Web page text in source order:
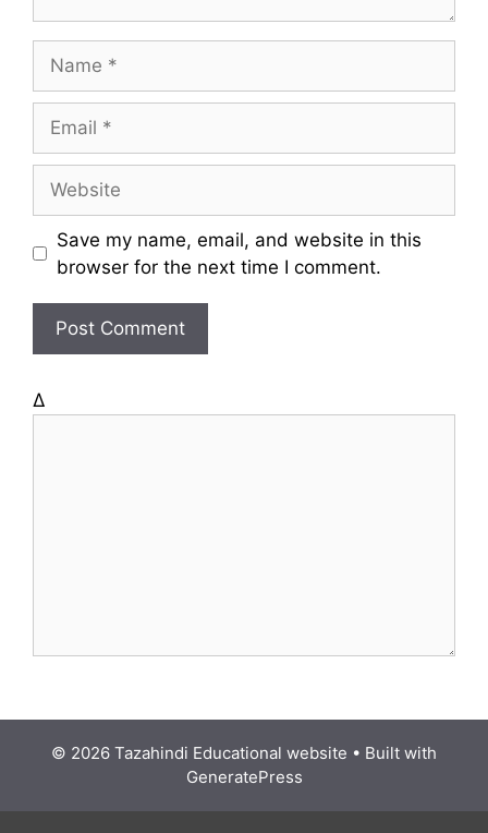
m
a
l
s
Save my name, email, and website in this
browser for the next time I comment.
Δ
© 2026 Tazahindi Educational website • Built with
GeneratePress